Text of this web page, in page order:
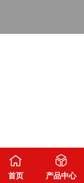
首页 产品中心